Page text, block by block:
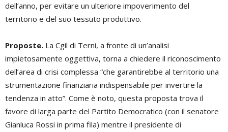
dell’anno, per evitare un ulteriore impoverimento del
territorio e del suo tessuto produttivo.
Proposte. La Cgil di Terni, a fronte di un’analisi
impietosamente oggettiva, torna a chiedere il riconoscimento
dell’area di crisi complessa “che garantirebbe al territorio una
strumentazione finanziaria indispensabile per invertire la
tendenza in atto”. Come è noto, questa proposta trova il
favore di larga parte del Partito Democratico (con il senatore
Gianluca Rossi in prima fila) mentre il presidente di